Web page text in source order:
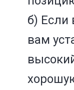
б) Если
вам